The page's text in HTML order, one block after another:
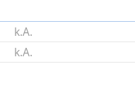
k.A.
k.A.